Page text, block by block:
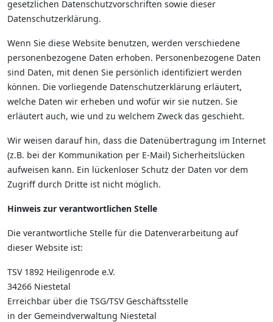
gesetzlichen Datenschutzvorschriften sowie dieser
Datenschutzerklärung.
Wenn Sie diese Website benutzen, werden verschiedene
personenbezogene Daten erhoben. Personenbezogene Daten
sind Daten, mit denen Sie persönlich identifiziert werden
können. Die vorliegende Datenschutzerklärung erläutert,
welche Daten wir erheben und wofür wir sie nutzen. Sie
erläutert auch, wie und zu welchem Zweck das geschieht.
Wir weisen darauf hin, dass die Datenübertragung im Internet
(z.B. bei der Kommunikation per E-Mail) Sicherheitslücken
aufweisen kann. Ein lückenloser Schutz der Daten vor dem
Zugriff durch Dritte ist nicht möglich.
Hinweis zur verantwortlichen Stelle
Die verantwortliche Stelle für die Datenverarbeitung auf
dieser Website ist:
TSV 1892 Heiligenrode e.V.
34266 Niestetal
Erreichbar über die TSG/TSV Geschäftsstelle
in der Gemeindverwaltung Niestetal